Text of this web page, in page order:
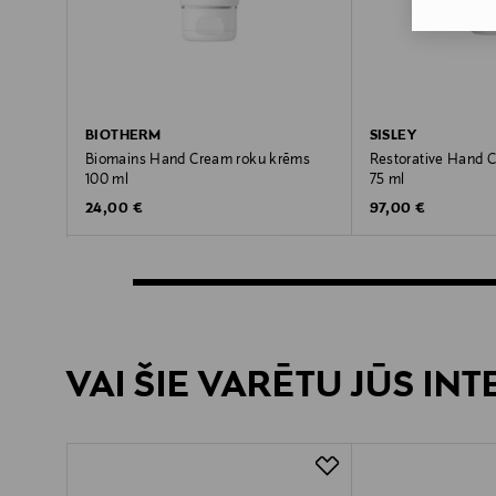
BIOTHERM
Biomains Hand Cream roku krēms
100 ml
Original Price
24,00 €
SISLEY
Restorative Hand
75 ml
Original Price
97,00 €
VAI ŠIE VARĒTU JŪS